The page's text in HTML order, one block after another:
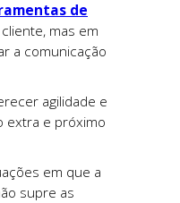
de
mas em
a comunicação
agilidade e
extra e próximo
em que a
supre as